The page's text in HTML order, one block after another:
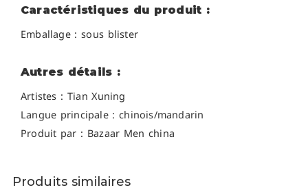
Caractéristiques du produit :
Emballage : sous blister
Autres détails :
Artistes : Tian Xuning
Langue principale : chinois/mandarin
Produit par : Bazaar Men china
Produits similaires